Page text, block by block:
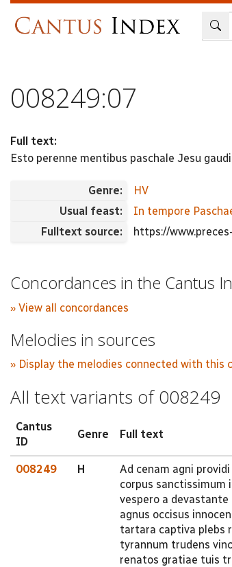
008249:07
Full text:
Esto perenne mentibus paschale Jesu
Genre:
HV
Usual feast:
In tempore
Fulltext source:
https://
Concordances in the Cantus
» View all concordances
Melodies in sources
» Display the melodies connected with this
All text variants of 008249
Cantus
ID
Genre Full text
008249 H
Ad cenam agni
corpus sanctissimum
vespero a
agnus occisus
tartara captiva plebs
tyrannum trudens
renatos gratiae tuis